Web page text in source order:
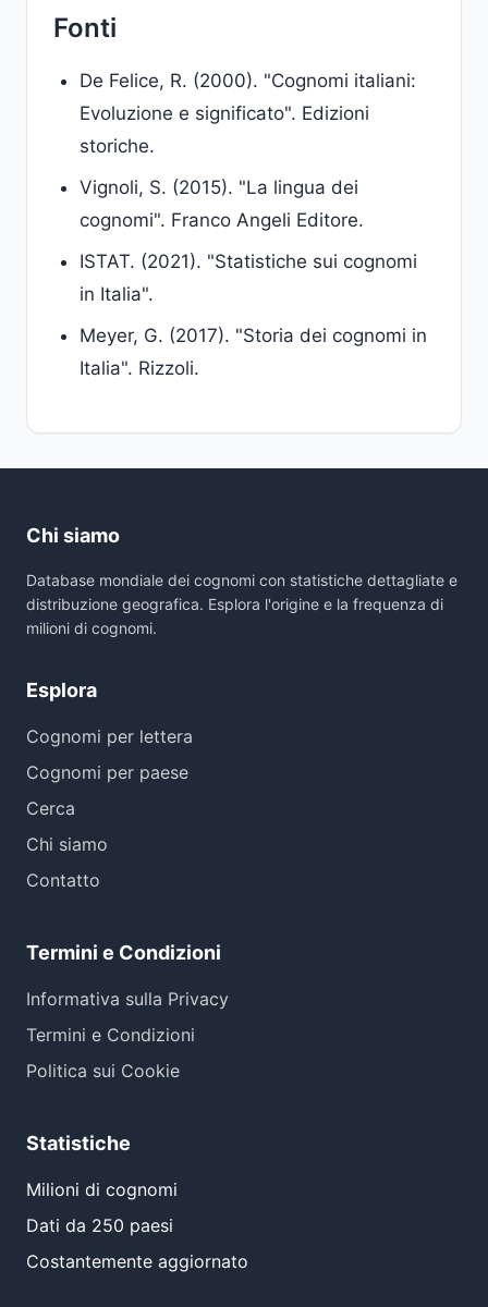
Fonti
De Felice, R. (2000). "Cognomi italiani:
Evoluzione e significato". Edizioni
storiche.
Vignoli, S. (2015). "La lingua dei
cognomi". Franco Angeli Editore.
ISTAT. (2021). "Statistiche sui cognomi
in Italia".
Meyer, G. (2017). "Storia dei cognomi in
Italia". Rizzoli.
Chi siamo
Database mondiale dei cognomi con statistiche dettagliate e
distribuzione geografica. Esplora l'origine e la frequenza di
milioni di cognomi.
Esplora
Cognomi per lettera
Cognomi per paese
Cerca
Chi siamo
Contatto
Termini e Condizioni
Informativa sulla Privacy
Termini e Condizioni
Politica sui Cookie
Statistiche
Milioni di cognomi
Dati da 250 paesi
Costantemente aggiornato